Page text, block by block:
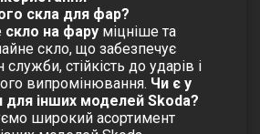
скла для фар?
скло на фару міцніше та
скло, що забезпечує
стійкість до ударів і
випромінювання. Чи є у
для інших моделей Skoda?
широкий асортимент